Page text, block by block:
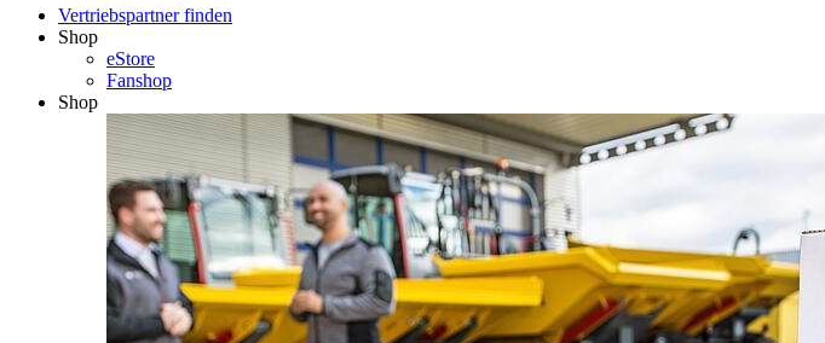
Vertriebspartner finden
Shop
eStore
Fanshop
Shop